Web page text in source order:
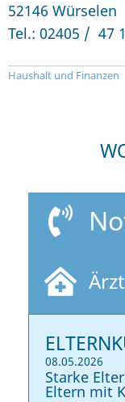
52146 Würselen
Tel.: 02405 / 47
Haushalt und Finanzen
08.05.2026
Starke
Eltern mit